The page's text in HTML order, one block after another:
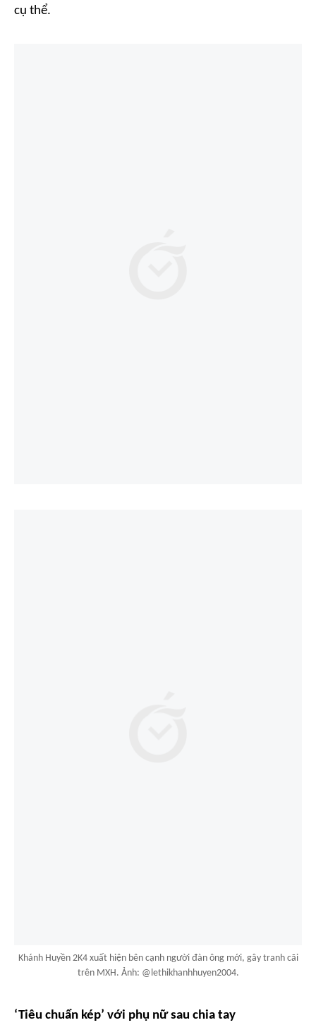
cụ thể.
Khánh Huyền 2K4 xuất hiện bên cạnh người đàn ông mới, gây tranh cãi
trên MXH. Ảnh: @lethikhanhhuyen2004.
‘Tiêu chuẩn kép’ với phụ nữ sau chia tay